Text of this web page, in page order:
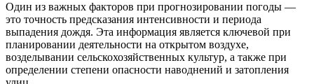
Один из важных факторов при прогнозировании погоды —
это точность предсказания интенсивности и периода
выпадения дождя. Эта информация является ключевой при
планировании деятельности на открытом воздухе,
возделывании сельскохозяйственных культур, а также при
определении степени опасности наводнений и затопления